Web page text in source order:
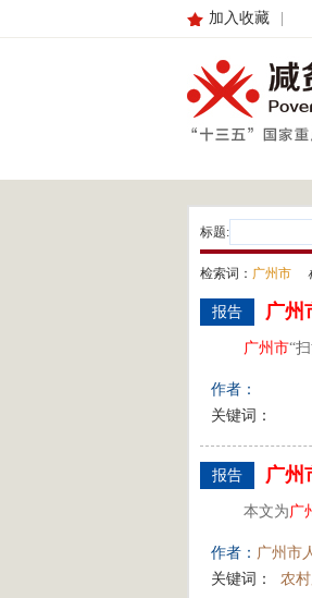
加入收藏
标题:
检索词： 广州市
报告 广州
广州市“
作者：
关键词：
报告 广州
本文为广
作者： 广州市
关键词：
农